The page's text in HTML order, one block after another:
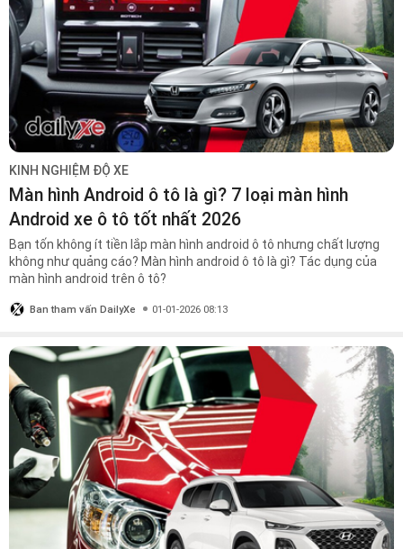
KINH NGHIỆM ĐỘ XE
Màn hình Android ô tô là gì? 7 loại màn hình
Android xe ô tô tốt nhất 2026
Bạn tốn không ít tiền lắp màn hình android ô tô nhưng chất lượng
không như quảng cáo? Màn hình android ô tô là gì? Tác dụng của
màn hình android trên ô tô?
Ban tham vấn DailyXe 01-01-2026 08:13